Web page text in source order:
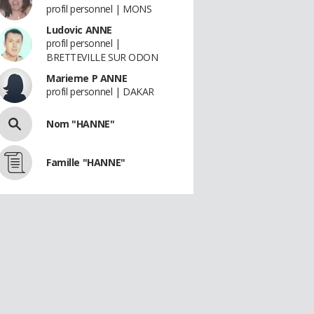
profil personnel | MONS
Ludovic ANNE
profil personnel |
BRETTEVILLE SUR ODON
Marieme P ANNE
profil personnel | DAKAR
Nom "HANNE"
Famille "HANNE"